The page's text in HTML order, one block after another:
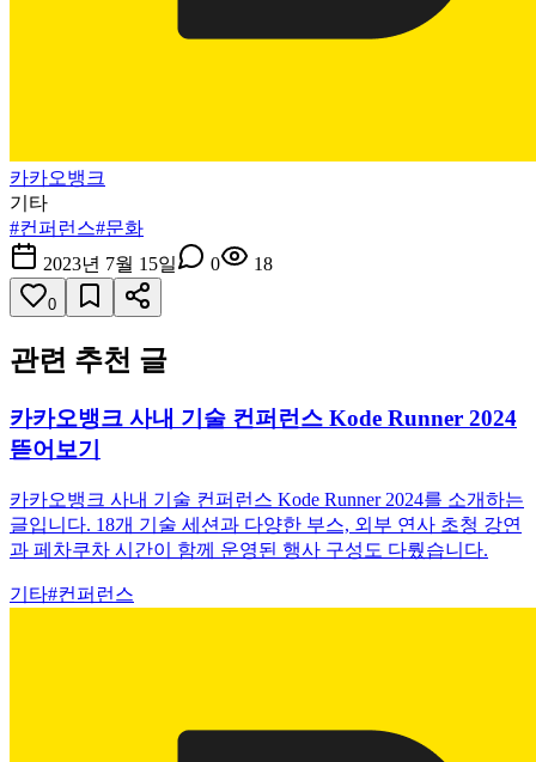
카카오뱅크
기타
#컨퍼런스#문화
2023년 7월 15일
0 18
0
관련 추천 글
카카오뱅크 사내 기술 컨퍼런스 Kode Runner 2024
뜯어보기
카카오뱅크 사내 기술 컨퍼런스 Kode Runner 2024를 소개하는
글입니다. 18개 기술 세션과 다양한 부스, 외부 연사 초청 강연
과 페차쿠차 시간이 함께 운영된 행사 구성도 다뤘습니다.
기타#컨퍼런스